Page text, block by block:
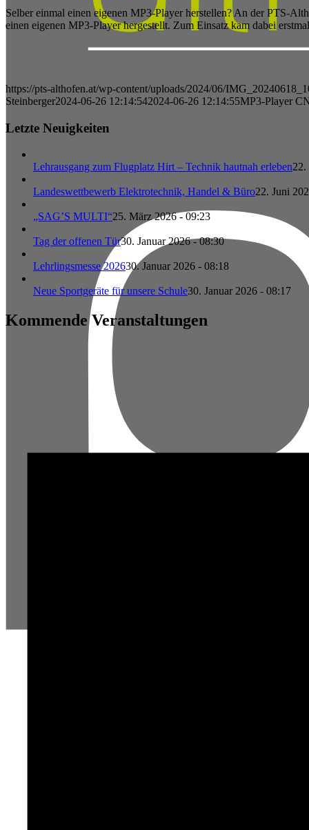
Selber einmal einen eigenen MP3-Player herstellen? An der PTS-
einen eigenen MP3-Player hergestellt. Zum Einsatz kam dabei
https://pts-althofen.at/wp-content/uploads/2024/06/
Steinberger2024-06-26 12:14:542024-06-26 12:14:55MP3-Player
Letzte Neuigkeiten
Lehrausgang zum Flugplatz Hirt – Technik hautnah erleben22.
Landeswettbewerb Elektrotechnik, Handel & Büro22. Juni
„SAG’S MULTI“25. März 2026 - 09:23
Tag der offenen Tür30. Januar 2026 - 08:30
Lehrlingsmesse 202630. Januar 2026 - 08:18
Neue Sportgeräte für unsere Schule30. Januar 2026 - 08:17
Kommende Veranstaltungen